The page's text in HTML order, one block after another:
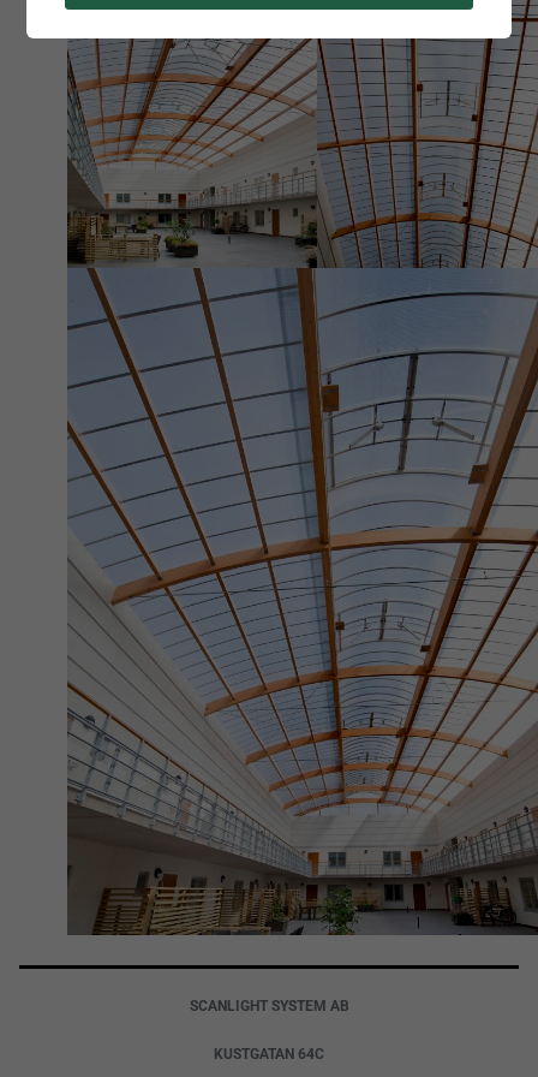
SCANLIGHT SYSTEM AB
KUSTGATAN 64C